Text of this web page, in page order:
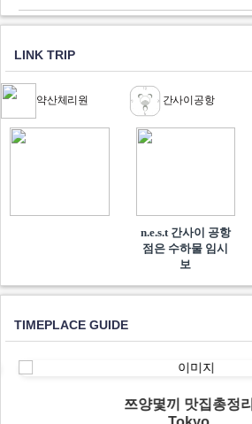
LINK TRIP
약산체리원 간사이공항
n.e.s.t 간사이 공항
점은 수하물 임시
보
TIMEPLACE GUIDE
쯔양몇끼 맛집총정리